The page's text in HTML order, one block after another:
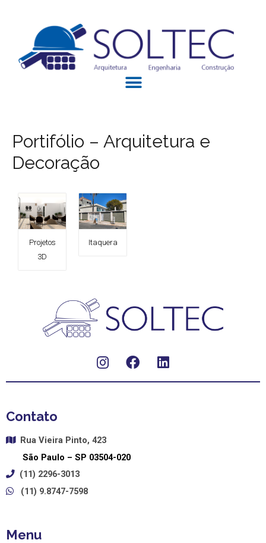
Portifólio – Arquitetura e
Decoração
Projetos
3D
Itaquera
Contato
Rua Vieira Pinto, 423
São Paulo – SP 03504-020
(11) 2296-3013
(11) 9.8747-7598
Menu